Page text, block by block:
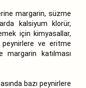
margarin, süzme
kalsiyum klorür,
için kimyasallar,
peynirlere ve eritme
katılması
bazı peynirlere